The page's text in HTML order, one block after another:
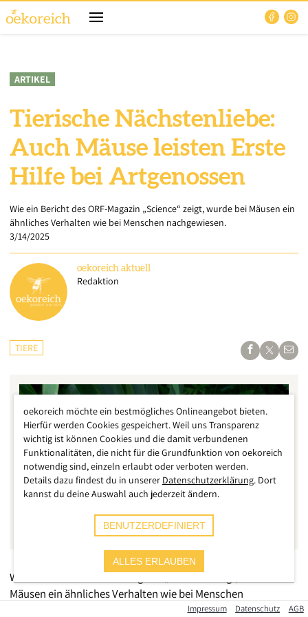
ARTIKEL
Tierische Nächstenliebe:
Auch Mäuse leisten Erste
Hilfe bei Artgenossen
Wie ein Bericht des ORF-Magazin „Science“ zeigt, wurde bei Mäusen ein
ähnliches Verhalten wie bei Menschen nachgewiesen.
3/14/2025
oekoreich aktuell
Redaktion
TIERE
Wie ein Bericht des ORF-Magazin „Science“ zeigt, wurde bei
Mäusen ein ähnliches Verhalten wie bei Menschen
nachgewiesen. Demnach helfen Mäuse ihnen bekannten
Impressum Datenschutz AGB
oekoreich möchte ein bestmögliches Onlineangebot bieten.
Hierfür werden Cookies gespeichert. Weil uns Transparenz
wichtig ist können Cookies und die damit verbundenen
Funktionalitäten, die nicht für die Grundfunktion von oekoreich
notwendig sind, einzeln erlaubt oder verboten werden.
Details dazu findest du in unserer Datenschutzerklärung. Dort
kannst du deine Auswahl auch jederzeit ändern.
BENUTZERDEFINIERT
ALLES ERLAUBEN